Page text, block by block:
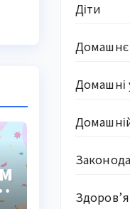
Діти
Домашнє
Домашні